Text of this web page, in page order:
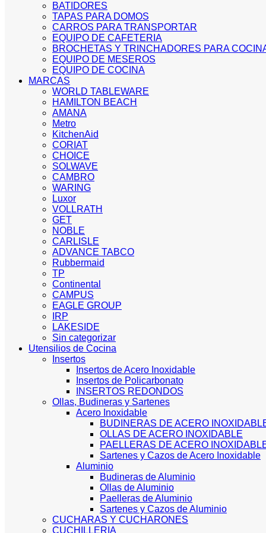
BATIDORES
TAPAS PARA DOMOS
CARROS PARA TRANSPORTAR
EQUIPO DE CAFETERIA
BROCHETAS Y TRINCHADORES PARA
EQUIPO DE MESEROS
EQUIPO DE COCINA
MARCAS
WORLD TABLEWARE
HAMILTON BEACH
AMANA
Metro
KitchenAid
CORIAT
CHOICE
SOLWAVE
CAMBRO
WARING
Luxor
VOLLRATH
GET
NOBLE
CARLISLE
ADVANCE TABCO
Rubbermaid
TP
Continental
CAMPUS
EAGLE GROUP
IRP
LAKESIDE
Sin categorizar
Utensilios de Cocina
Insertos
Insertos de Acero Inoxidable
Insertos de Policarbonato
INSERTOS REDONDOS
Ollas, Budineras y Sartenes
Acero Inoxidable
BUDINERAS DE ACERO
OLLAS DE ACERO INOXIDABLE
PAELLERAS DE ACERO
Sartenes y Cazos de Acero Inoxidable
Aluminio
Budineras de Aluminio
Ollas de Aluminio
Paelleras de Aluminio
Sartenes y Cazos de Aluminio
CUCHARAS Y CUCHARONES
CUCHILLERIA